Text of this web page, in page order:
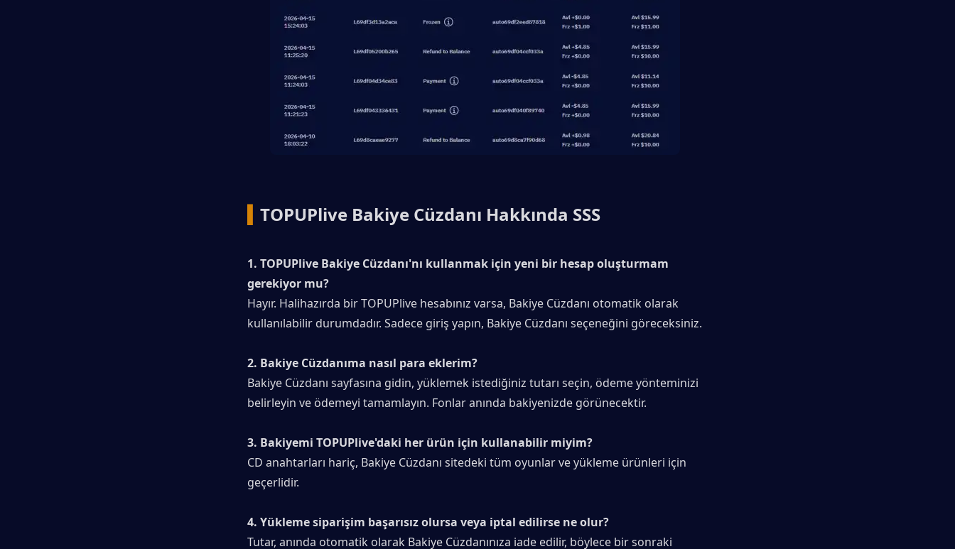
TOPUPlive Bakiye Cüzdanı Hakkında SSS
1. TOPUPlive Bakiye Cüzdanı'nı kullanmak için yeni bir hesap oluşturmam
gerekiyor mu?
Hayır. Halihazırda bir TOPUPlive hesabınız varsa, Bakiye Cüzdanı otomatik olarak
kullanılabilir durumdadır. Sadece giriş yapın, Bakiye Cüzdanı seçeneğini göreceksiniz.
2. Bakiye Cüzdanıma nasıl para eklerim?
Bakiye Cüzdanı sayfasına gidin, yüklemek istediğiniz tutarı seçin, ödeme yönteminizi
belirleyin ve ödemeyi tamamlayın. Fonlar anında bakiyenizde görünecektir.
3. Bakiyemi TOPUPlive'daki her ürün için kullanabilir miyim?
CD anahtarları hariç, Bakiye Cüzdanı sitedeki tüm oyunlar ve yükleme ürünleri için
geçerlidir.
4. Yükleme siparişim başarısız olursa veya iptal edilirse ne olur?
Tutar, anında otomatik olarak Bakiye Cüzdanınıza iade edilir, böylece bir sonraki